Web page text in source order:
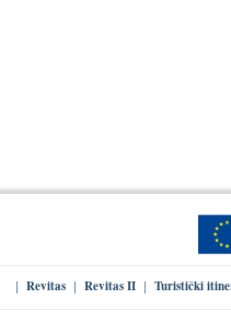
Revitas Revitas II Turistički